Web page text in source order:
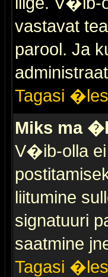
vastavat
parool. Ja
Tagasi �les
Miks ma
V�ib-olla ei
liitumine
signatuuri
saatmine
Tagasi �les